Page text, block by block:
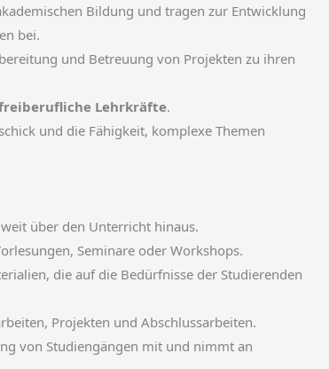
Bildung und tragen zur Entwicklung
bei.
und Betreuung von Projekten zu ihren
Lehrkräfte.
und die Fähigkeit, komplexe Themen
über den Unterricht hinaus.
Seminare oder Workshops.
die auf die Bedürfnisse der Studierenden
Projekten und Abschlussarbeiten.
von Studiengängen mit und nimmt an